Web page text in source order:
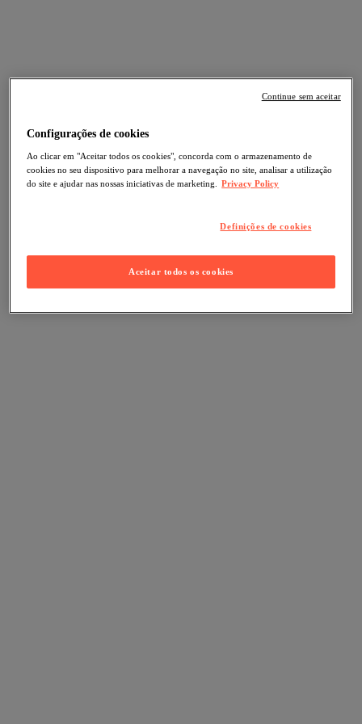
Configurações de cookies
Ao clicar em "Aceitar todos os cookies", concorda com o armazenamento de
cookies no seu dispositivo para melhorar a navegação no site, analisar a utilização
do site e ajudar nas nossas iniciativas de marketing. Privacy Policy
Definições de cookies
Aceitar todos os cookies
Continue sem aceitar